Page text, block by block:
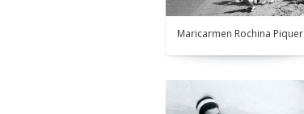
Maricarmen Rochina Piquer